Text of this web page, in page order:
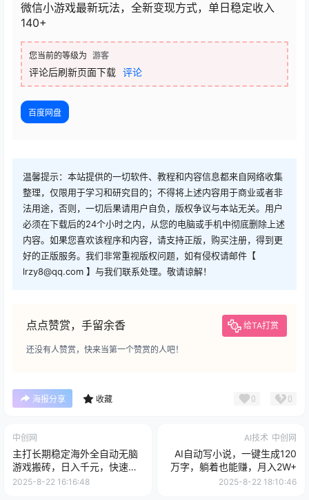
微信小游戏最新玩法，全新变现方式，单日稳定收入
140+
您当前的等级为 游客
评论后刷新页面下载 评论
百度网盘
温馨提示：本站提供的一切软件、教程和内容信息都来自网络收集
整理，仅限用于学习和研究目的；不得将上述内容用于商业或者非
法用途，否则，一切后果请用户自负，版权争议与本站无关。用户
必须在下载后的24个小时之内，从您的电脑或手机中彻底删除上述
内容。如果您喜欢该程序和内容，请支持正版，购买注册，得到更
好的正版服务。我们非常重视版权问题，如有侵权请邮件【
lrzy8@qq.com 】与我们联系处理。敬请谅解！
点点赞赏，手留余香 给TA打赏
还没有人赞赏，快来当第一个赞赏的人吧！
海报分享 收藏 0 0
中创网
主打长期稳定海外全自动无脑
游戏搬砖，日入千元，快速变
现！
2025-8-22 16:16:48
AI技术 中创网
AI自动写小说，一键生成120
万字，躺着也能赚，月入2W+
2025-8-22 18:10:46